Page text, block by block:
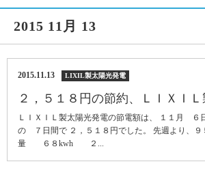
2015 11月 13
2015.11.13 LIXIL製太陽光発電
２，５１８円の節約、ＬＩＸＩ
ＬＩＸＩＬ製太陽光発電の節電額は、 １１月 ６
の ７日間で ２，５１８円でした。 先週より、９
量 ６８kwh ２...